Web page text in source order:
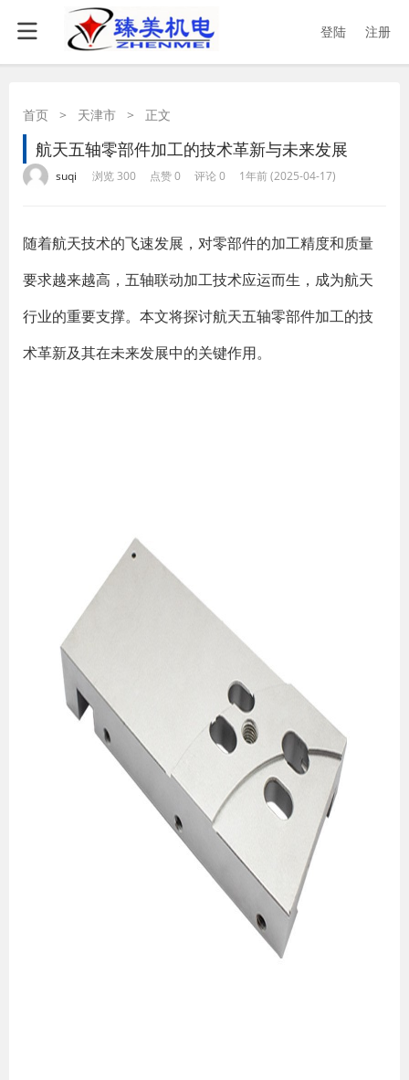
登陆 注册
首页 > 天津市 > 正文
航天五轴零部件加工的技术革新与未来发展
suqi 浏览 300 点赞 0 评论 0 1年前 (2025-04-17)
随着航天技术的飞速发展，对零部件的加工精度和质量
要求越来越高，五轴联动加工技术应运而生，成为航天
行业的重要支撑。本文将探讨航天五轴零部件加工的技
术革新及其在未来发展中的关键作用。